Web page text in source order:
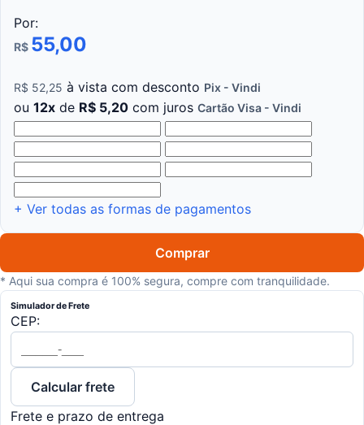
Por:
R$ 55,00
R$ 52,25 à vista com desconto Pix - Vindi
ou 12x de R$ 5,20 com juros Cartão Visa - Vindi
+ Ver todas as formas de pagamentos
Comprar
* Aqui sua compra é 100% segura, compre com tranquilidade.
Simulador de Frete
CEP:
Calcular frete
Frete e prazo de entrega